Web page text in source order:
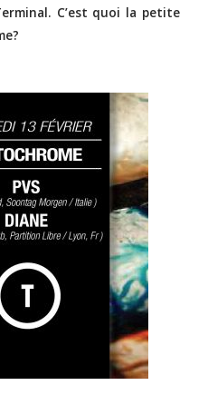
C’est quoi la petite